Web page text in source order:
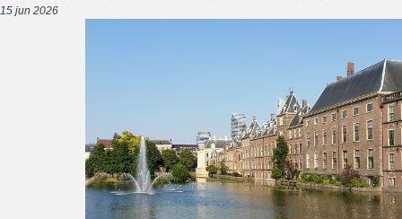
15 jun 2026